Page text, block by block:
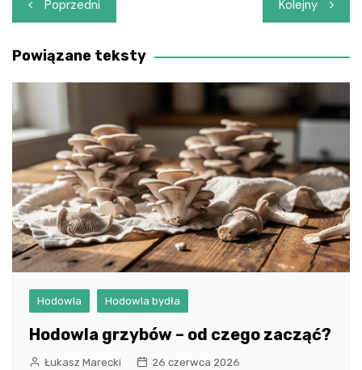
wpisu
Poprzedni Kolejny
Powiązane teksty
Hodowla Hodowla bydła
Hodowla grzybów – od czego zacząć?
Łukasz Marecki 26 czerwca 2026